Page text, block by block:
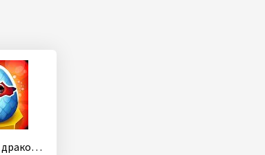
Крошечный дракон бездельник